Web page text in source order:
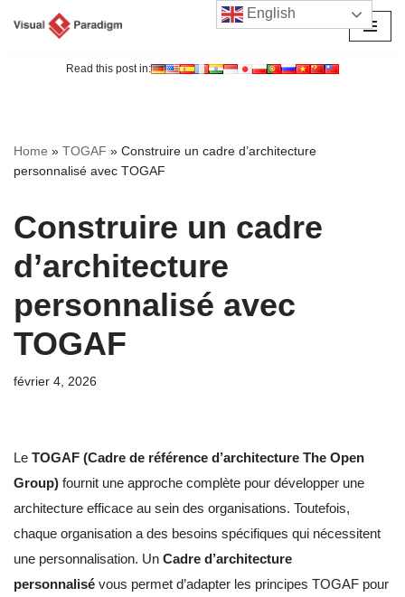
Read this post in:
Home » TOGAF » Construire un cadre d’architecture
personnalisé avec TOGAF
Construire un cadre
d’architecture
personnalisé avec
TOGAF
février 4, 2026
Le TOGAF (Cadre de référence d’architecture The Open
Group) fournit une approche complète pour développer une
architecture efficace au sein des organisations. Toutefois,
chaque organisation a des besoins spécifiques qui nécessitent
une personnalisation. Un Cadre d’architecture
personnalisé vous permet d’adapter les principes TOGAF pour
English